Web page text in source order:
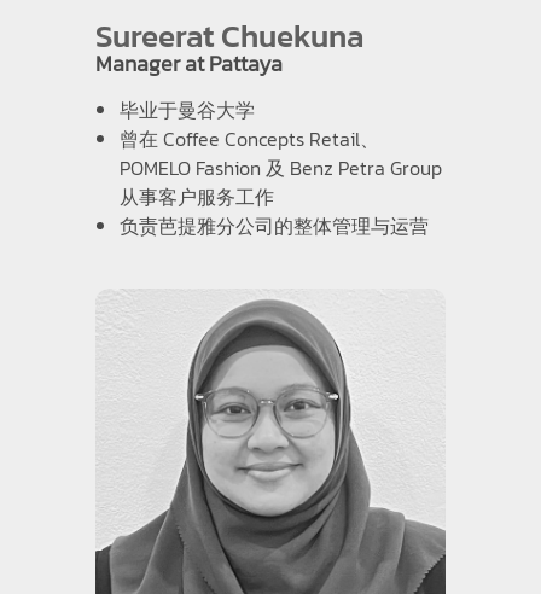
Sureerat Chuekuna
Manager at Pattaya
毕业于曼谷大学
曾在 Coffee Concepts Retail、
POMELO Fashion 及 Benz Petra Group
从事客户服务工作
负责芭提雅分公司的整体管理与运营